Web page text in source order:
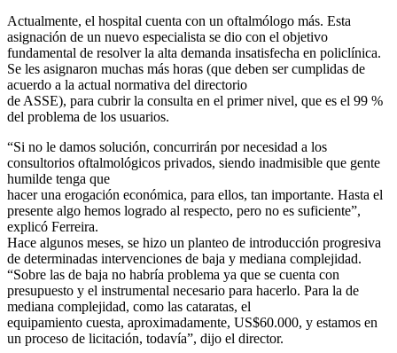
Actualmente, el hospital cuenta con un oftalmólogo más. Esta
asignación de un nuevo especialista se dio con el objetivo
fundamental de resolver la alta demanda insatisfecha en policlínica.
Se les asignaron muchas más horas (que deben ser cumplidas de
acuerdo a la actual normativa del directorio
de ASSE), para cubrir la consulta en el primer nivel, que es el 99 %
del problema de los usuarios.
“Si no le damos solución, concurrirán por necesidad a los
consultorios oftalmológicos privados, siendo inadmisible que gente
humilde tenga que
hacer una erogación económica, para ellos, tan importante. Hasta el
presente algo hemos logrado al respecto, pero no es suficiente”,
explicó Ferreira.
Hace algunos meses, se hizo un planteo de introducción progresiva
de determinadas intervenciones de baja y mediana complejidad.
“Sobre las de baja no habría problema ya que se cuenta con
presupuesto y el instrumental necesario para hacerlo. Para la de
mediana complejidad, como las cataratas, el
equipamiento cuesta, aproximadamente, US$60.000, y estamos en
un proceso de licitación, todavía”, dijo el director.